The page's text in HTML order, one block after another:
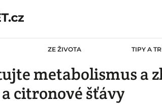
ZE ŽIVOTA TIPY A
metabolismus a
citronové šťávy